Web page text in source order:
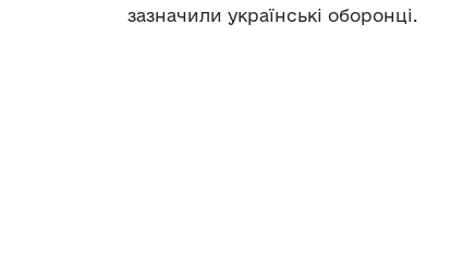
зазначили українські оборонці.